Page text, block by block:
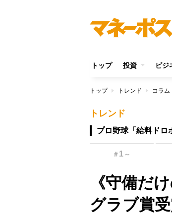
トップ 投資 ビジ
トップ トレンド コラム
トレンド
プロ野球「給料ドロ
＃ 1 ～
《守備だ
グラブ賞